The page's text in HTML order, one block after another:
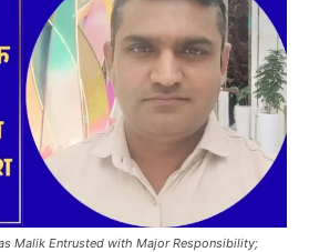
Malik Entrusted with Major Responsibility;